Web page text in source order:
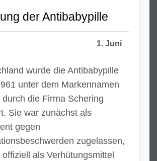
1. Juni
der Antibabypille
wurde die Antibabypille
unter dem Markennamen
durch die Firma Schering
Sie war zunächst als
gegen
zugelassen,
offiziell als Verhütungsmittel